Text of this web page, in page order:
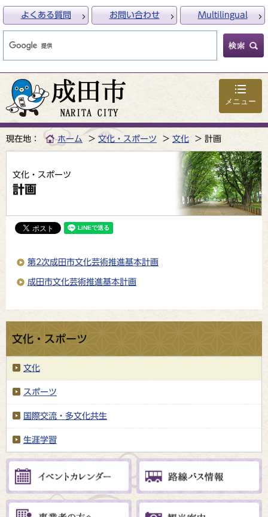
メニュー
よくある質問 お問い合わせ Multilingual
現在地： ホーム 文化・スポーツ 文化 計画
文化・スポーツ
計画
第2次成田市文化芸術推進基本計画
成田市文化芸術推進基本計画
文化・スポーツ
文化
スポーツ
国際交流・多文化共生
生涯学習